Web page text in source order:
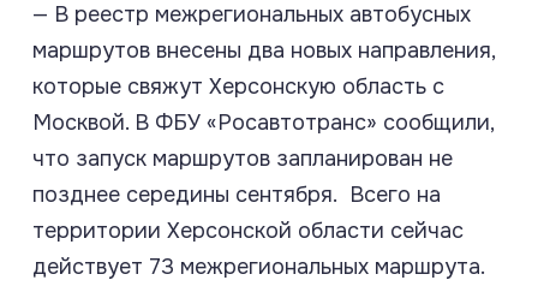
— В реестр межрегиональных автобусных
маршрутов внесены два новых направления,
которые свяжут Херсонскую область с
Москвой. В ФБУ «Росавтотранс» сообщили,
что запуск маршрутов запланирован не
позднее середины сентября. Всего на
территории Херсонской области сейчас
действует 73 межрегиональных маршрута.